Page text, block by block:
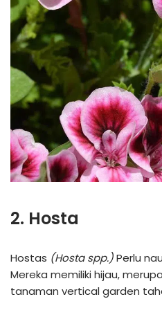
2. Hosta
Hostas (Hosta spp.)Perlu
Mereka memiliki hijau,
tanaman vertical garden